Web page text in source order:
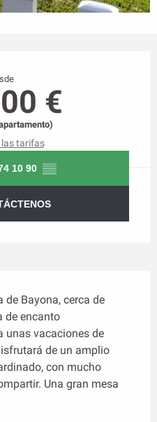
€
tarifas
10 90 ▒▒
de Bayona, cerca de
de encanto
unas vacaciones de
de un amplio
con mucho
Una gran mesa